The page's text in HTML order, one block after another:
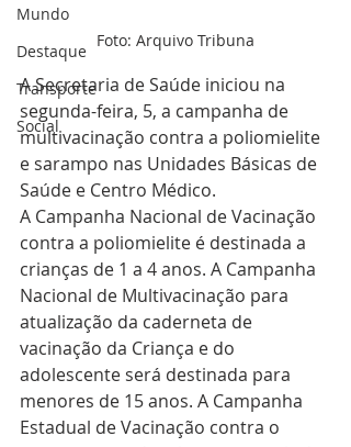
Mundo
Destaque
Transporte
Social
Foto: Arquivo Tribuna
A Secretaria de Saúde iniciou na
segunda-feira, 5, a campanha de
multivacinação contra a poliomielite
e sarampo nas Unidades Básicas de
Saúde e Centro Médico.
A Campanha Nacional de Vacinação
contra a poliomielite é destinada a
crianças de 1 a 4 anos. A Campanha
Nacional de Multivacinação para
atualização da caderneta de
vacinação da Criança e do
adolescente será destinada para
menores de 15 anos. A Campanha
Estadual de Vacinação contra o